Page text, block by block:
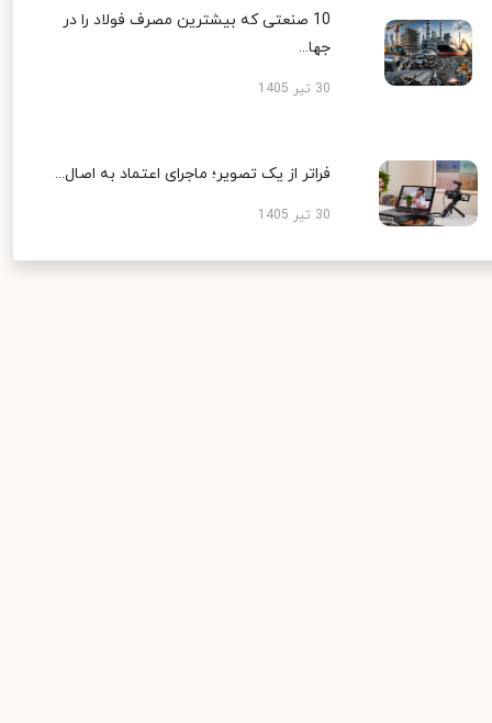
10 صنعتی که بیشترین مصرف فولاد را در
جها...
30 تیر 1405
فراتر از یک تصویر؛ ماجرای اعتماد به اصال...
30 تیر 1405